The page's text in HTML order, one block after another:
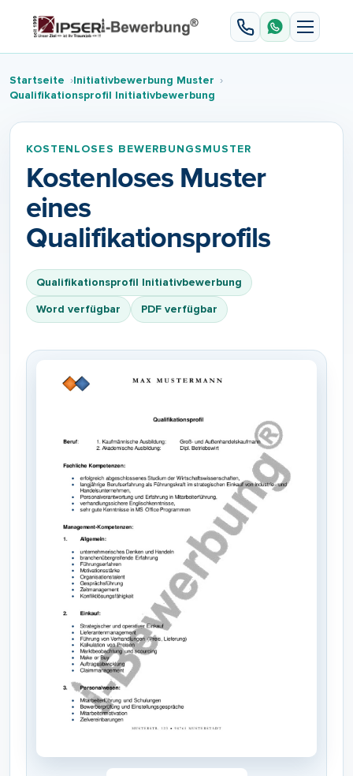
Startseite
Initiativbewerbung Muster
Qualifikationsprofil Initiativbewerbung
KOSTENLOSES BEWERBUNGSMUSTER
Kostenloses Muster
eines
Qualifikationsprofils
Qualifikationsprofil Initiativbewerbung
Word verfügbar
PDF verfügbar